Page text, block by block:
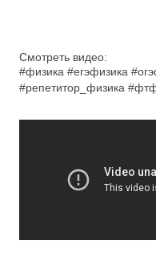
Смотреть видео:
#физика #егэфизика
#репетитор_физика